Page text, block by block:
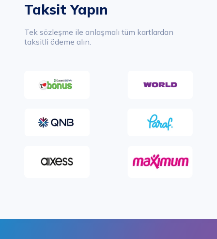
Taksit Yapın
Tek sözleşme ile anlaşmalı tüm kartlardan
taksitli ödeme alın.